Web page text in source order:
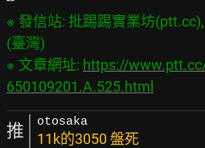
※ 發信站: 批踢踢實業坊
(臺灣)
※ 文章網址: https://
650109201.A.525.html
推 otosaka
11k的3050 盤死